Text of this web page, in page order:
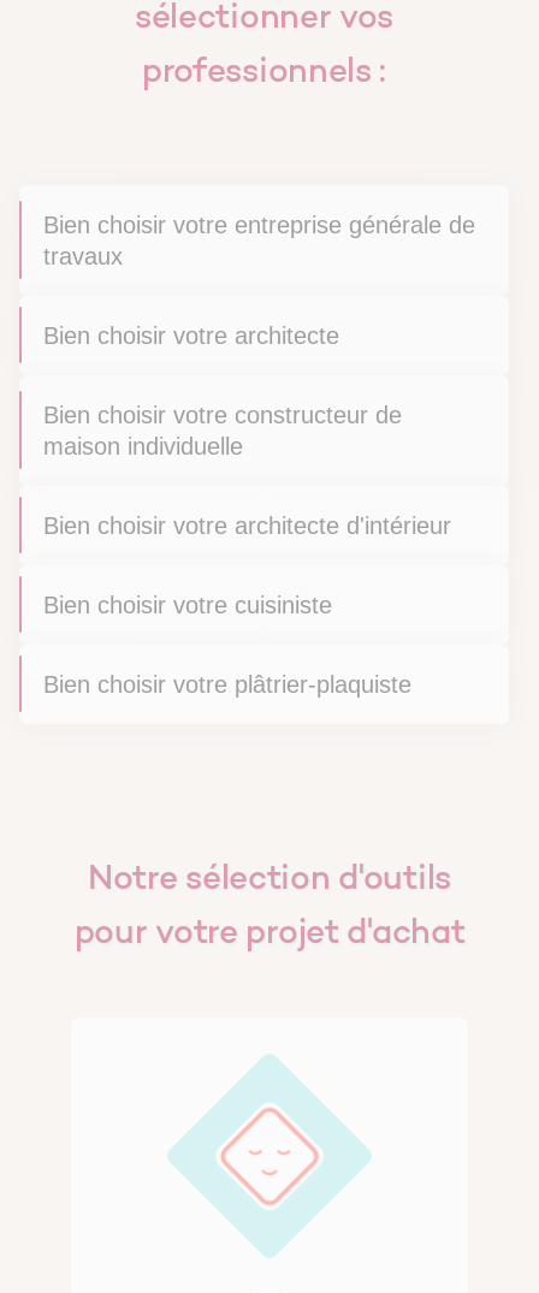
sélectionner vos
professionnels :
Bien choisir votre entreprise générale de
travaux
Bien choisir votre architecte
Bien choisir votre constructeur de
maison individuelle
Bien choisir votre architecte d'intérieur
Bien choisir votre cuisiniste
Bien choisir votre plâtrier-plaquiste
Notre sélection d'outils
pour votre projet d'achat